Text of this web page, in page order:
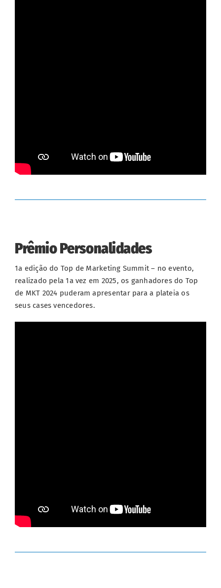
Prêmio Personalidades
1a edição do Top de Marketing Summit – no evento,
realizado pela 1a vez em 2025, os ganhadores do Top
de MKT 2024 puderam apresentar para a plateia os
seus cases vencedores.